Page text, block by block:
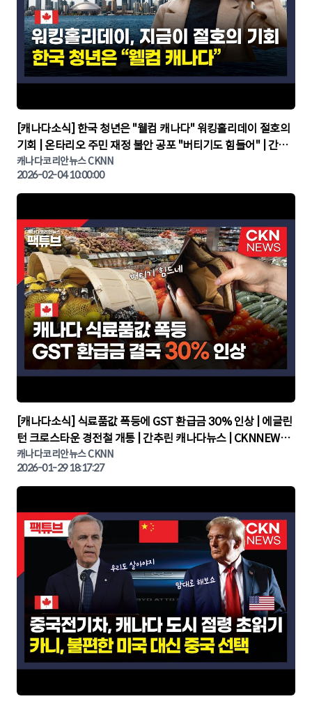
▶
[캐나다소식] 한국 청년은 "웰컴 캐나다" 워킹홀리데이 절호의
기회 | 온타리오 주민 재정 불안 공포 "버티기도 힘들어" | 간추
린 캐나다뉴스 | CKNNEWS, 캐나다코리안뉴스
캐나다코리안뉴스 CKNN
2026-02-04 10:00:00
▶
[캐나다소식] 식료품값 폭등에 GST 환급금 30% 인상 | 에글린
턴 크로스타운 경전철 개통 | 간추린 캐나다뉴스 | CKNNEWS,
캐나다코리안뉴스
캐나다코리안뉴스 CKNN
2026-01-29 18:17:27